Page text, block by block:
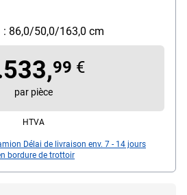
sol
86,0/50,0/163,0 cm
99 €
par pièce
HTVA
Délai de livraison env. 7 - 14 jours
bordure de trottoir